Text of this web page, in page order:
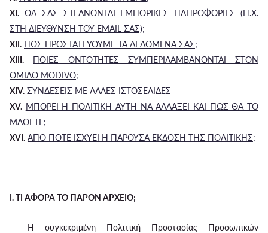
XI. ΘΑ ΣΑΣ ΣΤΕΛΝΟΝΤΑΙ ΕΜΠΟΡΙΚΕΣ ΠΛΗΡΟΦΟΡΙΕΣ (Π.Χ.
ΣΤΗ ΔΙΕΥΘΥΝΣΗ ΤΟΥ EMAIL ΣΑΣ);
XII. ΠΩΣ ΠΡΟΣΤΑΤΕΥΟΥΜΕ ΤΑ ΔΕΔΟΜΕΝΑ ΣΑΣ;
XIII.
ΠΟΙΕΣ ΟΝΤΟΤΗΤΕΣ ΣΥΜΠΕΡΙΛΑΜΒΑΝΟΝΤΑΙ ΣΤΟΝ
ΟΜΙΛΟ MODIVO;
XIV. ΣΥΝΔΕΣΕΙΣ ΜΕ ΑΛΛΕΣ ΙΣΤΟΣΕΛΙΔΕΣ
XV. ΜΠΟΡΕΙ Η ΠΟΛΙΤΙΚΗ ΑΥΤΗ ΝΑ ΑΛΛΑΞΕΙ ΚΑΙ ΠΩΣ ΘΑ ΤΟ
ΜΑΘΕΤΕ;
XVI. ΑΠΟ ΠΟΤΕ ΙΣΧΥΕΙ Η ΠΑΡΟΥΣΑ ΕΚΔΟΣΗ ΤΗΣ ΠΟΛΙΤΙΚΗΣ;
I. ΤΙ ΑΦΟΡΑ ΤΟ ΠΑΡΟΝ ΑΡΧΕΙΟ;
Η συγκεκριμένη Πολιτική Προστασίας Προσωπικών